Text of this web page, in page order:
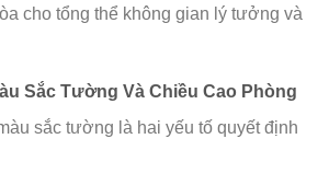
cho tổng thể không gian lý tưởng và
Sắc Tường Và Chiều Cao Phòng
sắc tường là hai yếu tố quyết định